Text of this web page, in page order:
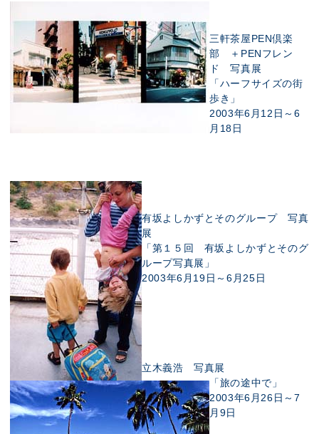
三軒茶屋PEN倶楽
部 ＋PENフレン
ド 写真展
「ハーフサイズの街
歩き」
2003年6月12日～6
月18日
有坂よしかずとそのグループ 写真
展
「第１５回 有坂よしかずとそのグ
ループ写真展」
2003年6月19日～6月25日
立木義浩 写真展
「旅の途中で」
2003年6月26日～7
月9日